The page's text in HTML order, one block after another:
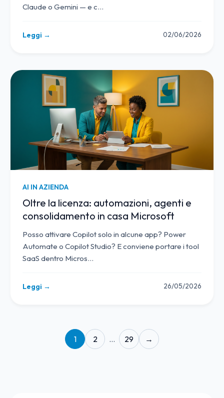
Claude o Gemini — e c…
Leggi → 02/06/2026
AI IN AZIENDA
Oltre la licenza: automazioni, agenti e
consolidamento in casa Microsoft
Posso attivare Copilot solo in alcune app? Power
Automate o Copilot Studio? E conviene portare i tool
SaaS dentro Micros…
Leggi → 26/05/2026
1 2 … 29 →